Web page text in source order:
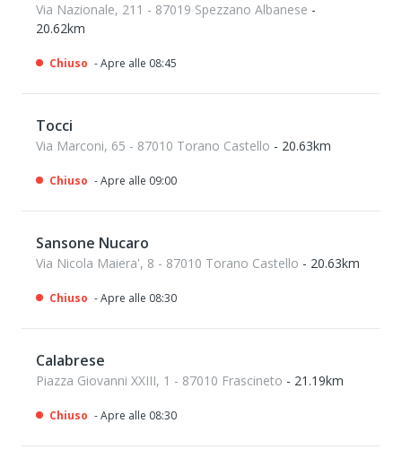
Via Nazionale, 211 - 87019 Spezzano Albanese -
20.62km
Chiuso - Apre alle 08:45
Tocci
Via Marconi, 65 - 87010 Torano Castello - 20.63km
Chiuso - Apre alle 09:00
Sansone Nucaro
Via Nicola Maiera', 8 - 87010 Torano Castello - 20.63km
Chiuso - Apre alle 08:30
Calabrese
Piazza Giovanni XXIII, 1 - 87010 Frascineto - 21.19km
Chiuso - Apre alle 08:30